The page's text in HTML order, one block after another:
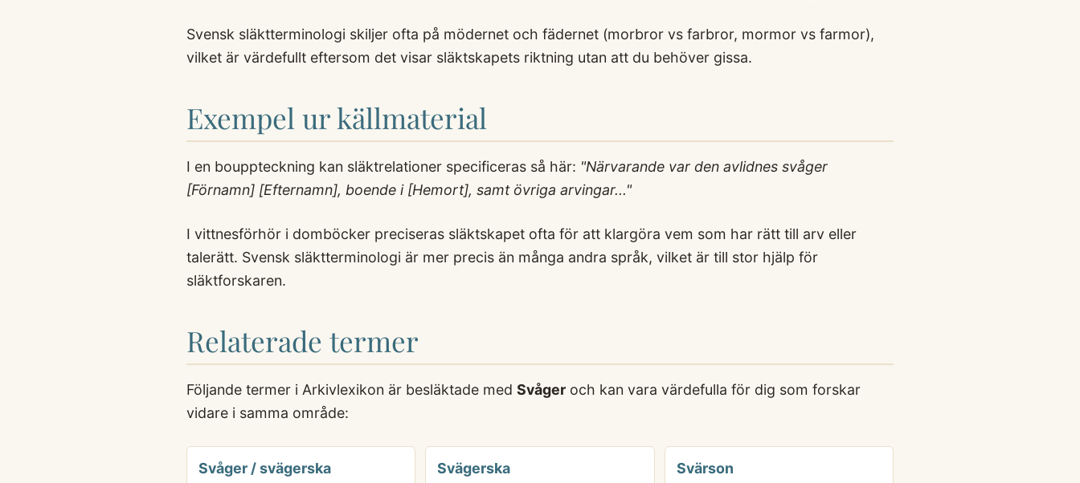
Svensk släktterminologi skiljer ofta på mödernet och fädernet (morbror vs farbror, mormor vs farmor),
vilket är värdefullt eftersom det visar släktskapets riktning utan att du behöver gissa.
Exempel ur källmaterial
I en bouppteckning kan släktrelationer specificeras så här: "Närvarande var den avlidnes svåger
[Förnamn] [Efternamn], boende i [Hemort], samt övriga arvingar..."
I vittnesförhör i domböcker preciseras släktskapet ofta för att klargöra vem som har rätt till arv eller
talerätt. Svensk släktterminologi är mer precis än många andra språk, vilket är till stor hjälp för
släktforskaren.
Relaterade termer
Följande termer i Arkivlexikon är besläktade med Svåger och kan vara värdefulla för dig som forskar
vidare i samma område:
Svåger / svägerska Svägerska Svärson